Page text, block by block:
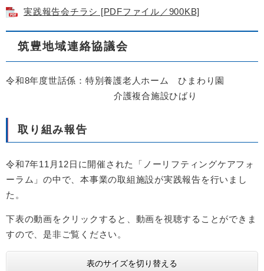
実践報告会チラシ [PDFファイル／900KB]
筑豊地域連絡協議会
令和8年度世話係：特別養護老人ホーム ひまわり園
介護複合施設ひばり
取り組み報告
令和7年11月12日に開催された「ノーリフティングケアフォ
ーラム」の中で、本事業の取組施設が実践報告を行いまし
た。
下表の動画をクリックすると、動画を視聴することができま
すので、是非ご覧ください。
表のサイズを切り替える